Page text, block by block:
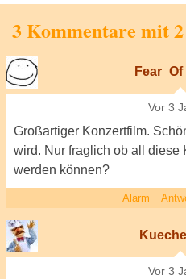
3 Kommentare mit
Vor 3
Großartiger Konzertfilm.
wird. Nur fraglich ob all diese
werden können?
Alarm
Vor 3